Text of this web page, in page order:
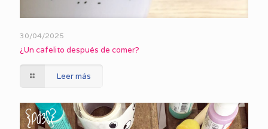
30/04/2025
¿Un cafelito después de comer?
Leer más